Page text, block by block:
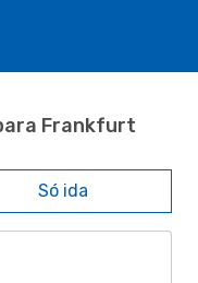
Frankfurt
Só ida